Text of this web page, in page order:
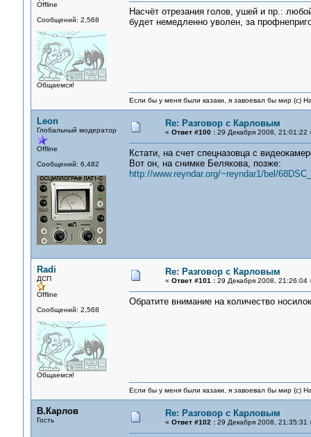
Offline
Сообщений: 2,568
Общаемся!
Насчёт отрезания голов, ушей и пр.:
будет немедленно уволен, за
Если бы у меня были казаки, я завоевал бы мир (с)
Leon
Глобальный модератор
Offline
Сообщений: 6,482
Re: Разговор с Карловым
« Ответ #100 :29 Декабря 2008, 21:01:22
Кстати, на счет спецназовца с
Вот он, на снимке Белякова, позже:
http://www.reyndar.org/~reyndar1/bel/
Radi
ДСП
Offline
Сообщений: 2,568
Общаемся!
Re: Разговор с Карловым
« Ответ #101 :29 Декабря 2008, 21:26:04
Обратите внимание на количество
Если бы у меня были казаки, я завоевал бы мир (с)
В.Карлов
Гость
Re: Разговор с Карловым
« Ответ #102 :29 Декабря 2008, 21:35:31